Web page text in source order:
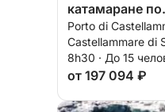
катамаране по
Porto di
Castellammare di
8h30 · До 15
от 197 094 ₽